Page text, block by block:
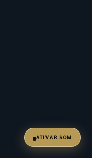
ATIVAR SOM